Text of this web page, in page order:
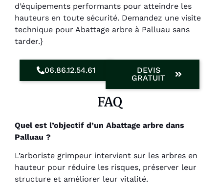
d’équipements performants pour atteindre les
hauteurs en toute sécurité. Demandez une visite
technique pour Abattage arbre à Palluau sans
tarder.}
06.86.12.54.61
DEVIS
GRATUIT
FAQ
Quel est l’objectif d’un Abattage arbre dans
Palluau ?
L’arboriste grimpeur intervient sur les arbres en
hauteur pour réduire les risques, préserver leur
structure et améliorer leur vitalité.